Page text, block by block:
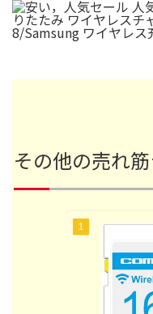
その他の売れ